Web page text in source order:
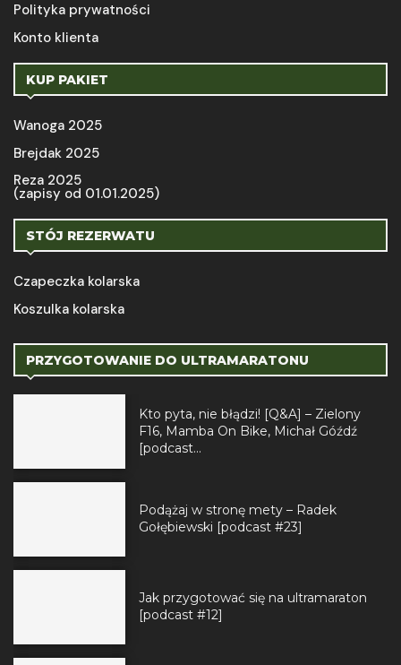
Polityka prywatności
Konto klienta
KUP PAKIET
Wanoga 2025
Brejdak 2025
Reza 2025
(zapisy od 01.01.2025)
STÓJ REZERWATU
Czapeczka kolarska
Koszulka kolarska
PRZYGOTOWANIE DO ULTRAMARATONU
Kto pyta, nie błądzi! [Q&A] – Zielony
F16, Mamba On Bike, Michał Góźdź
[podcast...
Podążaj w stronę mety – Radek
Gołębiewski [podcast #23]
Jak przygotować się na ultramaraton
[podcast #12]